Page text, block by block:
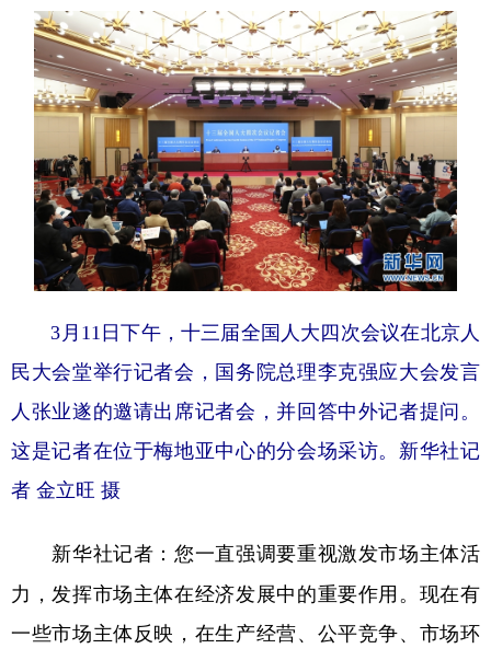
3月11日下午，十三届全国人大四次会议在北京人
民大会堂举行记者会，国务院总理李克强应大会发言
人张业遂的邀请出席记者会，并回答中外记者提问。
这是记者在位于梅地亚中心的分会场采访。新华社记
者 金立旺 摄
新华社记者：您一直强调要重视激发市场主体活
力，发挥市场主体在经济发展中的重要作用。现在有
一些市场主体反映，在生产经营、公平竞争、市场环